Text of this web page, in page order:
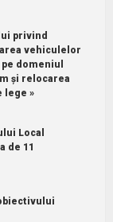
privind
vehiculelor
domeniul
și relocarea
lege »
Local
de 11